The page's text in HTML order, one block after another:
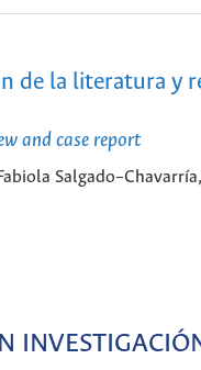
de la literatura y
and case report
Salgado–Chavarría,